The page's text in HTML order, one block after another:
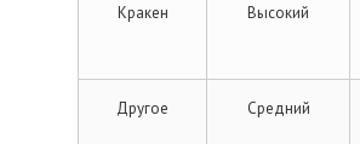
Кракен Высокий
Другое Средний